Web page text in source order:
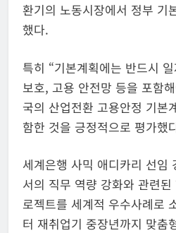
환기의 노동시장에서 정부 기
했다.
특히 “기본계획에는 반드시
보호, 고용 안전망 등을 포함
국의 산업전환 고용안정 기본
함한 것을 긍정적으로 평가했
세계은행 사믹 애디카리 선임
서의 직무 역량 강화와 관련
로젝트를 세계적 우수사례로
터 재취업기 중장년까지 맞춤